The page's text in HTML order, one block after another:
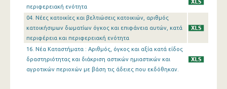
Μαΐου 2023
Απριλίου 2023
Μαρτίου 2023
Φεβρουαρίου 2023
περιφερειακή ενότητα
04. Νέες κατοικίες και βελτιώσεις κατοικιών, αριθμός
κατοικήσιμων δωματίων όγκος και επιφάνεια αυτών, κατά
περιφέρεια και περιφερειακή ενότητα
16. Νέα Καταστήματα : Αριθμός, όγκος και αξία κατά είδος
δραστηριότητας και διάκριση αστικών ημιαστικών και
αγροτικών περιοχών με βάση τις άδειες που εκδόθηκαν.